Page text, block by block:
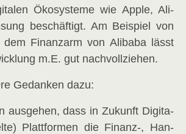
Öko­sys­te­me wie Apple, Ali­
beschäf­tigt. Am Bei­spiel von
Finanz­arm von Ali­baba lässt
m.E. gut nachvollziehen.
Gedan­ken dazu:
aus­ge­hen, dass in Zukunft Digi­ta­
Platt­for­men die Finanz‑, Han­